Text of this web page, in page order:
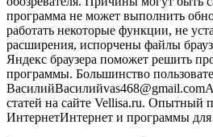
программа не может выполнить
работать некоторые функции, не
расширения, испорчены файлы
Яндекс браузера поможет решить
программы. Большинство
ВасилийВасилийvas468@gmail.com
статей на сайте Vellisa.ru. Опытный
ИнтернетИнтернет и программы для